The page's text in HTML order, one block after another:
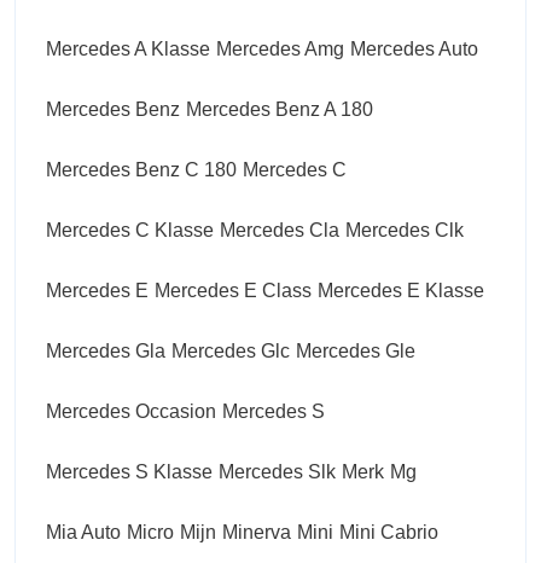
Mercedes A Klasse Mercedes Amg Mercedes Auto
Mercedes Benz Mercedes Benz A 180
Mercedes Benz C 180 Mercedes C
Mercedes C Klasse Mercedes Cla Mercedes Clk
Mercedes E Mercedes E Class Mercedes E Klasse
Mercedes Gla Mercedes Glc Mercedes Gle
Mercedes Occasion Mercedes S
Mercedes S Klasse Mercedes Slk Merk Mg
Mia Auto Micro Mijn Minerva Mini Mini Cabrio